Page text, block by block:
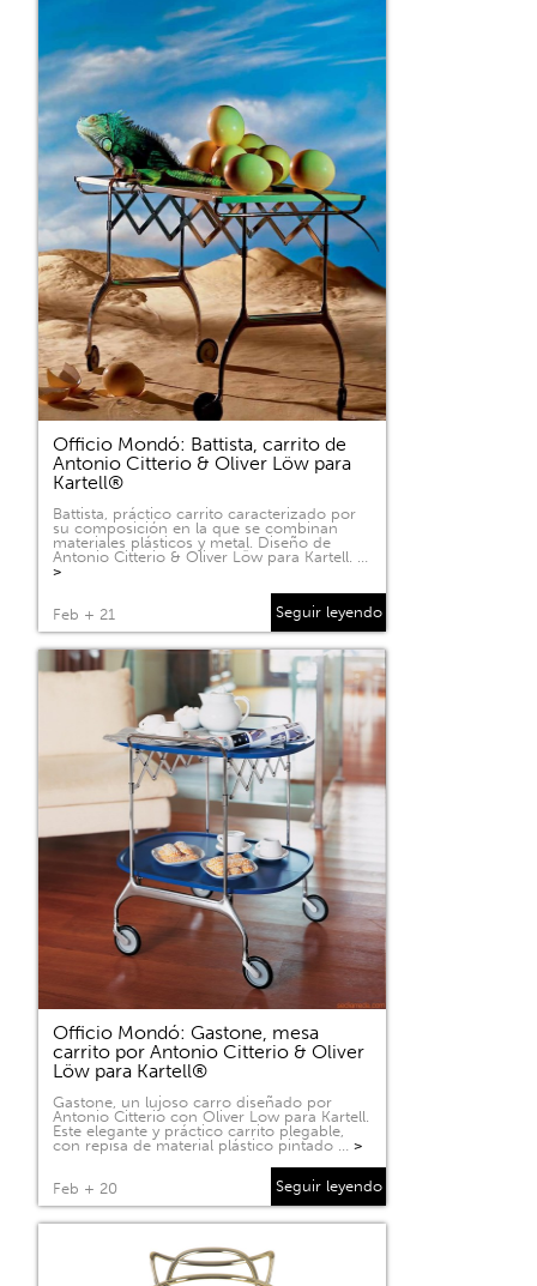
Officio Mondó: Battista, carrito de
Antonio Citterio & Oliver Löw para
Kartell®
Battista, práctico carrito caracterizado por
su composición en la que se combinan
materiales plásticos y metal. Diseño de
Antonio Citterio & Oliver Löw para Kartell. …
>
Feb + 21 Seguir leyendo
Officio Mondó: Gastone, mesa
carrito por Antonio Citterio & Oliver
Löw para Kartell®
Gastone, un lujoso carro diseñado por
Antonio Citterio con Oliver Low para Kartell.
Este elegante y práctico carrito plegable,
con repisa de material plástico pintado … >
Feb + 20 Seguir leyendo